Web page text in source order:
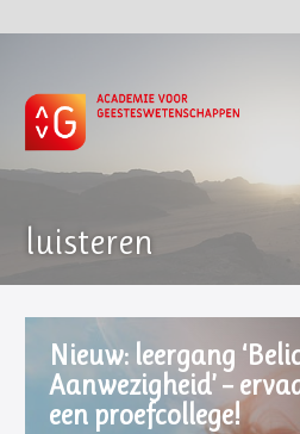
luisteren
Nieuw: leergang
Aanwezigheid’ –
een proefcollege!